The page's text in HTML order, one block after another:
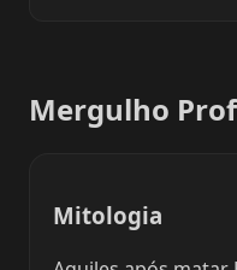
Mergulho
Mitologia